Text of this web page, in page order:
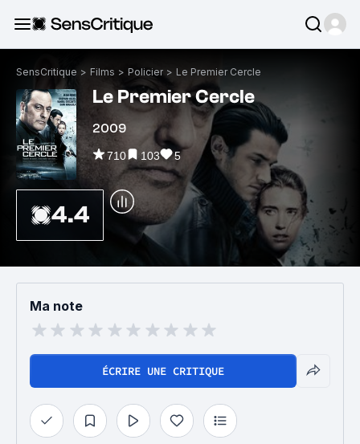
SensCritique > Films > Policier > Le Premier Cercle
Le Premier Cercle
2009
710 103 5
4.4
Ma note
ÉCRIRE UNE CRITIQUE